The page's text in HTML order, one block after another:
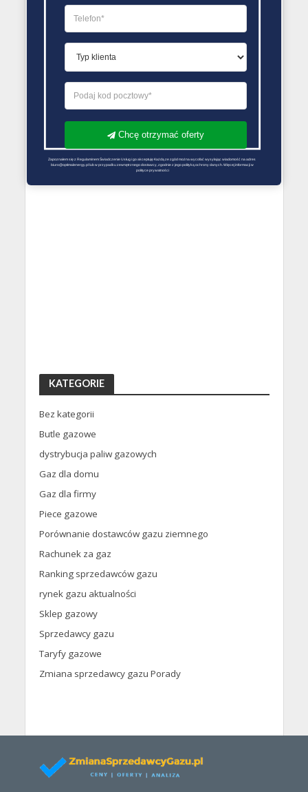
KATEGORIE
Bez kategorii
Butle gazowe
dystrybucja paliw gazowych
Gaz dla domu
Gaz dla firmy
Piece gazowe
Porównanie dostawców gazu ziemnego
Rachunek za gaz
Ranking sprzedawców gazu
rynek gazu aktualności
Sklep gazowy
Sprzedawcy gazu
Taryfy gazowe
Zmiana sprzedawcy gazu Porady
Chcę otrzymać oferty
Zapoznałem się z Regulaminem Świadczenie Usług i go akceptuję Każdą ze zgód można wycofać wysyłając wiadomość na adres
biuro@optimalenergy.pl lub w przypadku zewnętrznego dostawcy, zgodnie z jego polityką ochrony danych. Więcej informacji w
polityce prywatności